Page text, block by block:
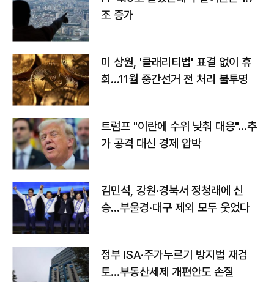
조 증가
미 상원, '클래리티법' 표결 없이 휴
회…11월 중간선거 전 처리 불투명
트럼프 "이란에 수위 낮춰 대응"…추
가 공격 대신 경제 압박
김민석, 강원·경북서 정청래에 신
승…부울경·대구 제외 모두 웃었다
정부 ISA·주가누르기 방지법 재검
토…부동산세제 개편안도 손질